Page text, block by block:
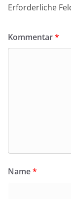
Erforderliche
Kommentar*
Name*